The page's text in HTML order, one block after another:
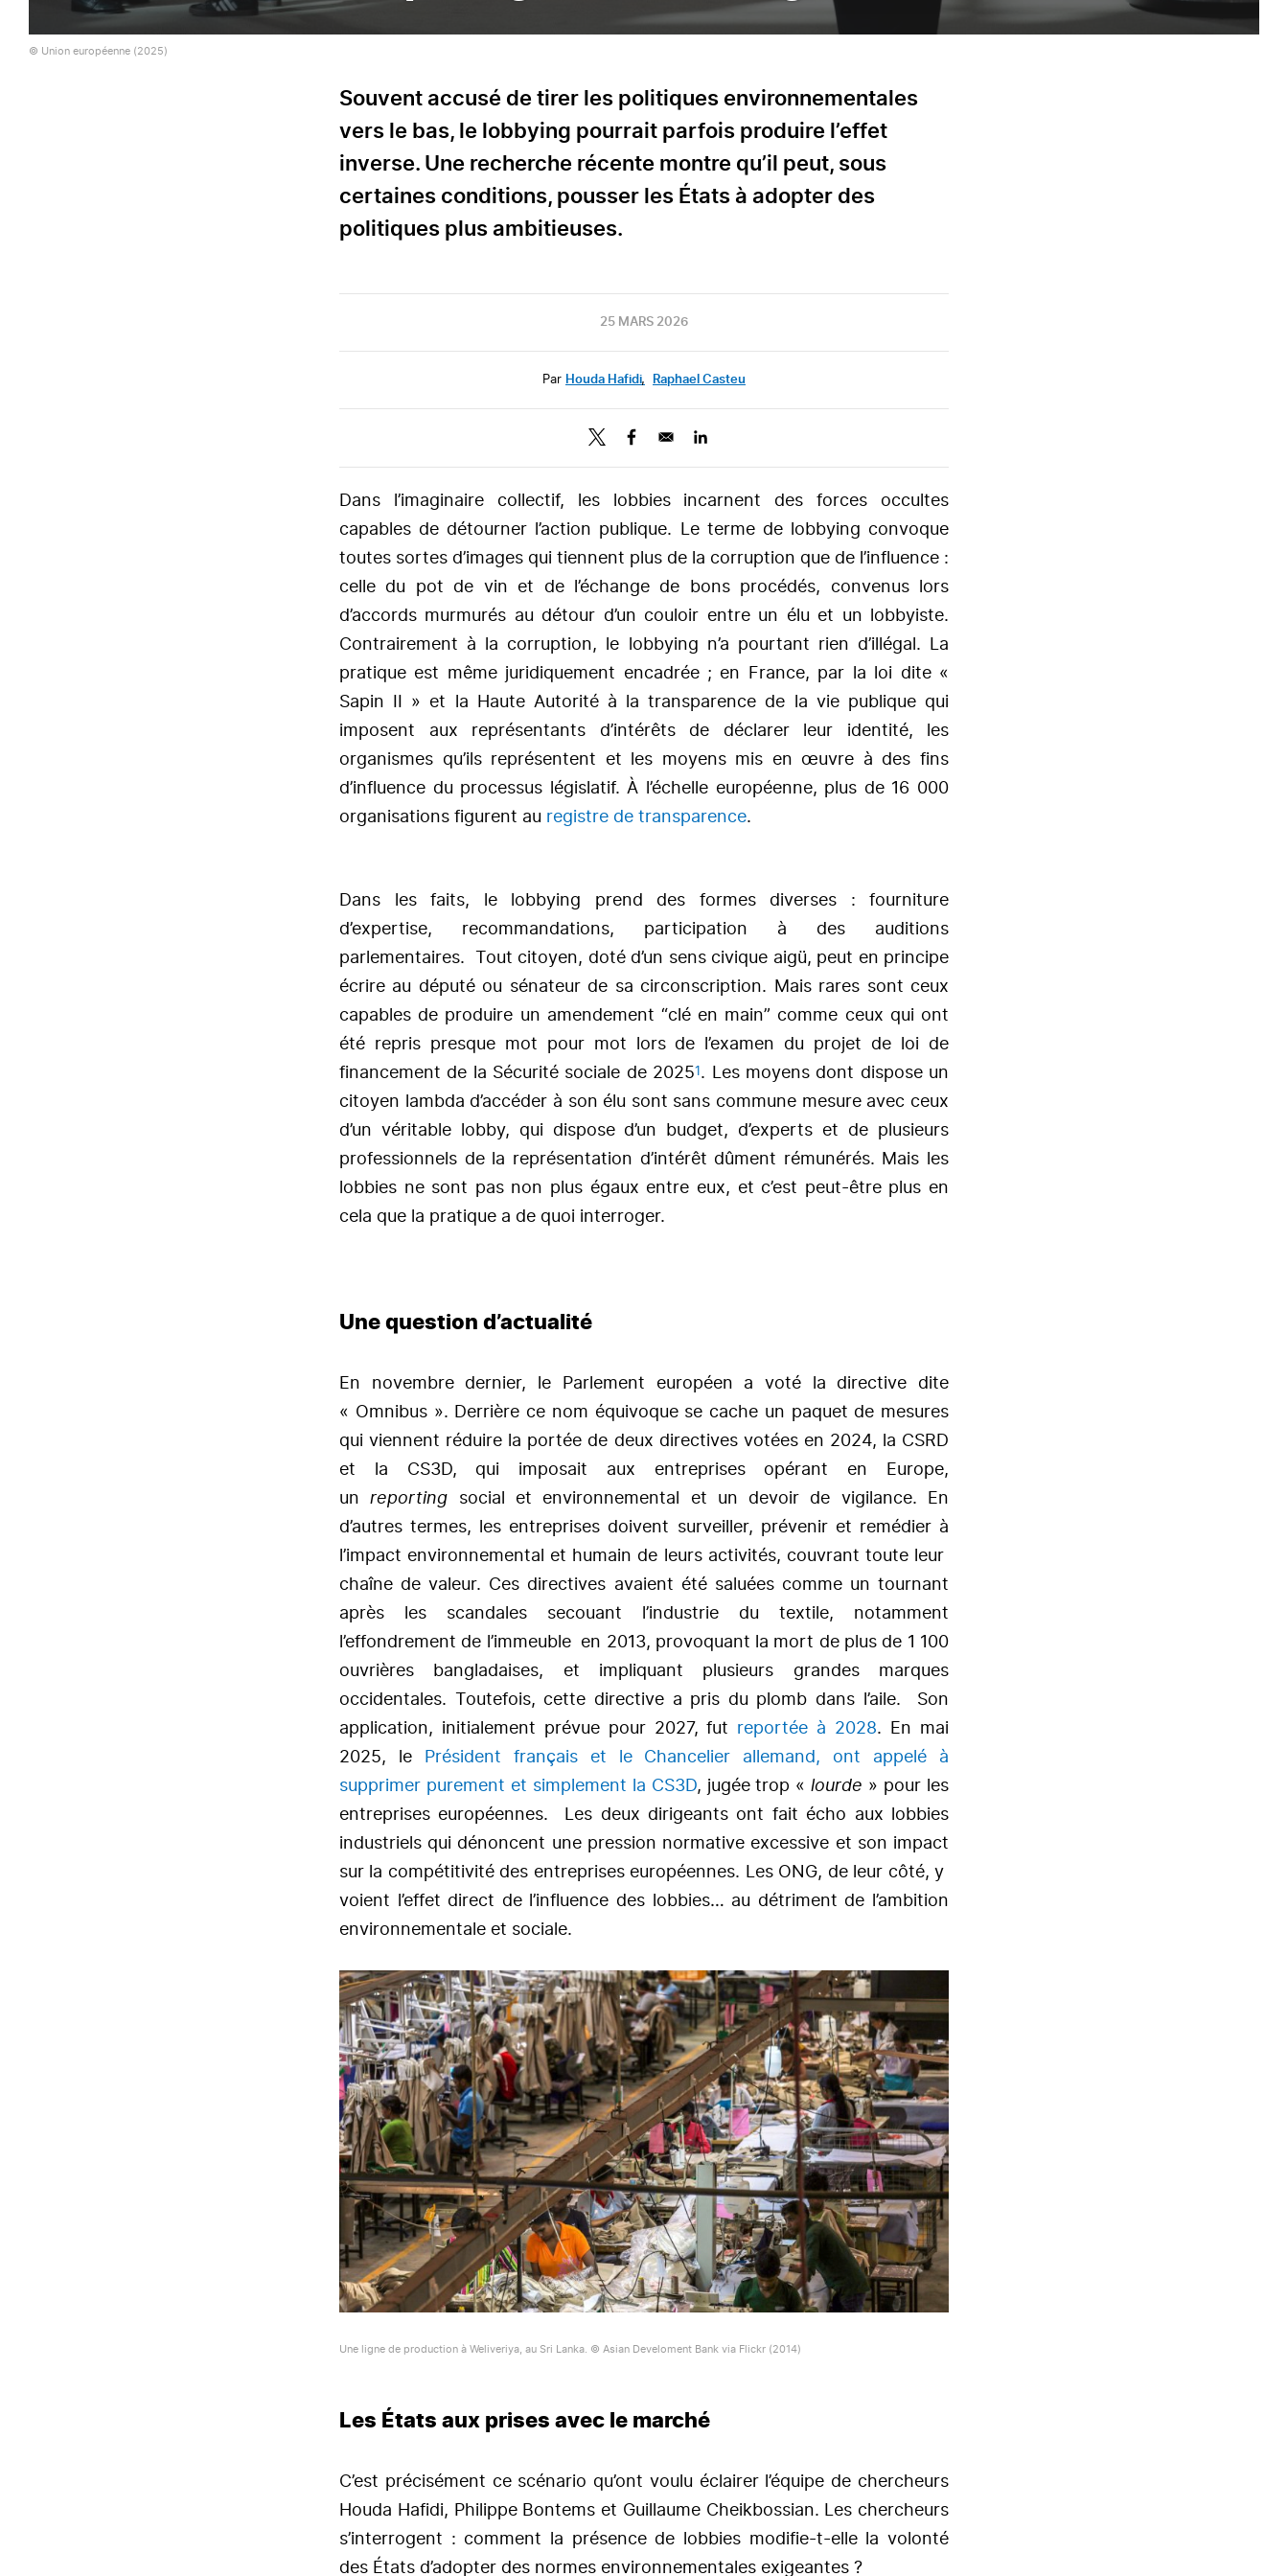
© Union européenne (2025)
Souvent accusé de tirer les politiques environnementales
vers le bas, le lobbying pourrait parfois produire l’effet
inverse. Une recherche récente montre qu’il peut, sous
certaines conditions, pousser les États à adopter des
politiques plus ambitieuses.
25 MARS 2026
Par Houda Hafidi, Raphael Casteu
Dans l’imaginaire collectif, les lobbies incarnent des forces occultes
capables de détourner l’action publique. Le terme de lobbying convoque
toutes sortes d’images qui tiennent plus de la corruption que de l’influence :
celle du pot de vin et de l’échange de bons procédés, convenus lors
d’accords murmurés au détour d’un couloir entre un élu et un lobbyiste.
Contrairement à la corruption, le lobbying n’a pourtant rien d’illégal. La
pratique est même juridiquement encadrée ; en France, par la loi dite «
Sapin II » et la Haute Autorité à la transparence de la vie publique qui
imposent aux représentants d’intérêts de déclarer leur identité, les
organismes qu’ils représentent et les moyens mis en œuvre à des fins
d’influence du processus législatif. À l’échelle européenne, plus de 16 000
organisations figurent au registre de transparence.
Dans les faits, le lobbying prend des formes diverses : fourniture
d’expertise, recommandations, participation à des auditions
parlementaires. Tout citoyen, doté d’un sens civique aigü, peut en principe
écrire au député ou sénateur de sa circonscription. Mais rares sont ceux
capables de produire un amendement “clé en main” comme ceux qui ont
été repris presque mot pour mot lors de l’examen du projet de loi de
financement de la Sécurité sociale de 20251 . Les moyens dont dispose un
citoyen lambda d’accéder à son élu sont sans commune mesure avec ceux
d’un véritable lobby, qui dispose d’un budget, d’experts et de plusieurs
professionnels de la représentation d’intérêt dûment rémunérés. Mais les
lobbies ne sont pas non plus égaux entre eux, et c’est peut-être plus en
cela que la pratique a de quoi interroger.
Une question d’actualité
En novembre dernier, le Parlement européen a voté la directive dite
« Omnibus ». Derrière ce nom équivoque se cache un paquet de mesures
qui viennent réduire la portée de deux directives votées en 2024, la CSRD
et la CS3D, qui imposait aux entreprises opérant en Europe,
unreporting social et environnemental et un devoir de vigilance. En
d’autres termes, les entreprises doivent surveiller, prévenir et remédier à
l’impact environnemental et humain de leurs activités, couvrant toute leur
chaîne de valeur. Ces directives avaient été saluées comme un tournant
après les scandales secouant l’industrie du textile, notamment
l’effondrement de l’immeuble en 2013, provoquant la mort de plus de 1 100
ouvrières bangladaises, et impliquant plusieurs grandes marques
occidentales. Toutefois, cette directive a pris du plomb dans l’aile. Son
application, initialement prévue pour 2027, fut reportée à 2028. En mai
2025, le
Président français et le Chancelier allemand, ont appelé à
supprimer purement et simplement la CS3D, jugée trop «lourde » pour les
entreprises européennes. Les deux dirigeants ont fait écho aux lobbies
industriels qui dénoncent une pression normative excessive et son impact
sur la compétitivité des entreprises européennes. Les ONG, de leur côté, y
voient l’effet direct de l’influence des lobbies… au détriment de l’ambition
environnementale et sociale.
Une ligne de production à Weliveriya, au Sri Lanka. © Asian Develoment Bank via Flickr (2014)
Les États aux prises avec le marché
C’est précisément ce scénario qu’ont voulu éclairer l’équipe de chercheurs
Houda Hafidi, Philippe Bontems et Guillaume Cheikbossian. Les chercheurs
s’interrogent : comment la présence de lobbies modifie-t-elle la volonté
des États d’adopter des normes environnementales exigeantes ?